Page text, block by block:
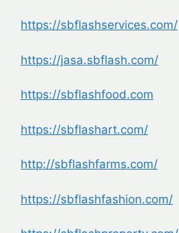
https://sbflashservices.com/
https://jasa.sbflash.com/
https://sbflashfood.com
https://sbflashart.com/
http://sbflashfarms.com/
https://sbflashfashion.com/